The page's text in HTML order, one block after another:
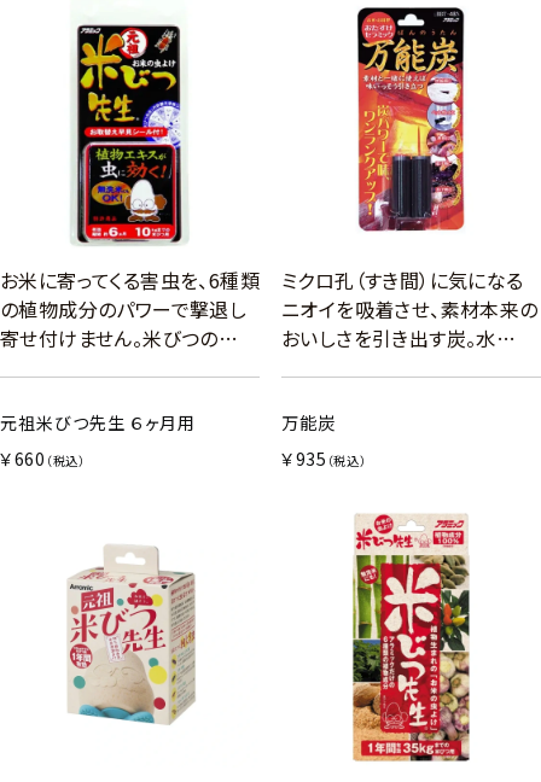
お米に寄ってくる害虫を、6種類
の植物成分のパワーで撃退し
寄せ付けません。米びつの…
元祖米びつ先生 ６ヶ月用
￥660 （税込）
ミクロ孔（すき間）に気になる
ニオイを吸着させ、素材本来の
おいしさを引き出す炭。水…
万能炭
￥935 （税込）